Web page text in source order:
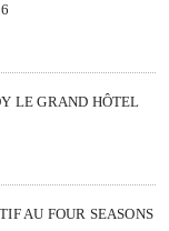
LE GRAND HÔTEL
AU FOUR SEASONS